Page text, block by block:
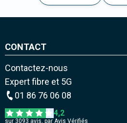
CONTACT
Contactez-nous
Expert fibre et 5G
01 86 76 06 08
4,2
sur 3093 avis, par Avis Vérifiés